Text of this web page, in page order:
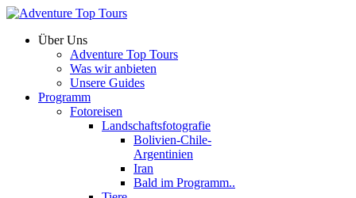
Über Uns
Adventure Top Tours
Was wir anbieten
Unsere Guides
Programm
Fotoreisen
Landschaftsfotografie
Bolivien-Chile-
Argentinien
Iran
Bald im Programm..